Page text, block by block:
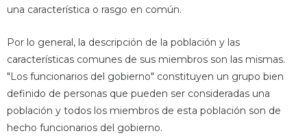
una característica o rasgo en común.
Por lo general, la descripción de la población y las
características comunes de sus miembros son las mismas.
"Los funcionarios del gobierno" constituyen un grupo bien
definido de personas que pueden ser consideradas una
población y todos los miembros de esta población son de
hecho funcionarios del gobierno.